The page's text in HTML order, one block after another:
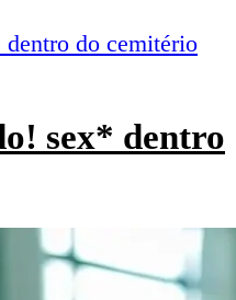
sex* dentro